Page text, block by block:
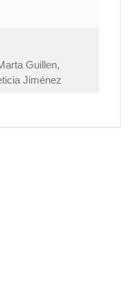
Guillen,
Jiménez